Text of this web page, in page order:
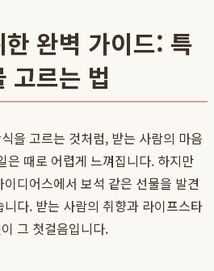
완벽 가이드: 특
고르는 법
을 고르는 것처럼, 받는 사람의 마음
은 때로 어렵게 느껴집니다. 하지만
디어스에서 보석 같은 선물을 발견
다. 받는 사람의 취향과 라이프스타
그 첫걸음입니다.